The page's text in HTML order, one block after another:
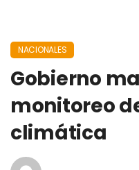
NACIONALES
Gobierno
monitoreo
climática